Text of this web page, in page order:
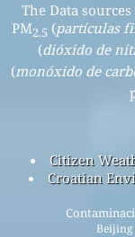
The Data
PM2.5 (partículas
(dióxido de
(monóxido de
Citizen
Croatian
Beijing